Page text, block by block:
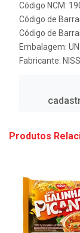
Código NCM:
Código de
Código de
Embalagem: UN
Fabricante:
Produtos